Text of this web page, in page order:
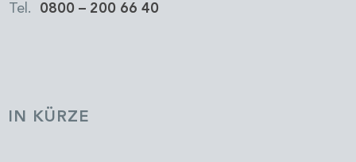
Tel. 0800 – 200 66 40
IN KÜRZE